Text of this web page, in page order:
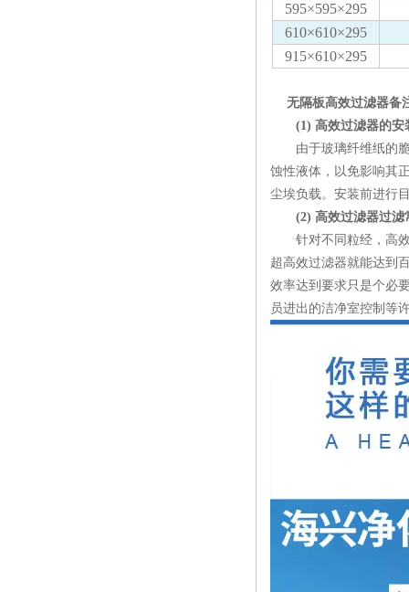
595×595×295
610×610×295
915×610×295
无隔板高效过滤器备
(1) 高效过滤器的安
由于玻璃纤维纸的脆
蚀性液体，以免影响其
尘埃负载。安装前进行
(2) 高效过滤器过滤
针对不同粒经，高效
超高效过滤器就能达到
效率达到要求只是个必
员进出的洁净室控制等